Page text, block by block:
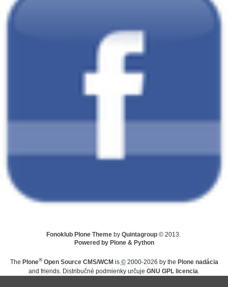
Fonoklub Plone Themeby Quintagroup© 2013.
Powered by Plone & Python
The Plone®Open Source CMS/WCM is ©2000-2026 by the Plone nadácia
and friends. Distribučné podmienky určuje GNU GPL licencia.